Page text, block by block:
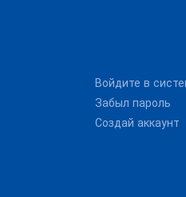
Войдите в
Забыл пароль
Создай аккаунт